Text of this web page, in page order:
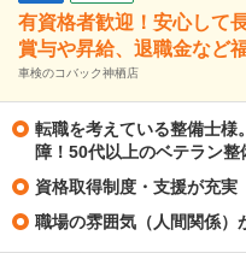
有資格者歓迎！安心して
賞与や昇給、退職金など
車検のコバック神栖店
転職を考えている整備士様
障！50代以上のベテラン整
資格取得制度・支援が充実
職場の雰囲気（人間関係）